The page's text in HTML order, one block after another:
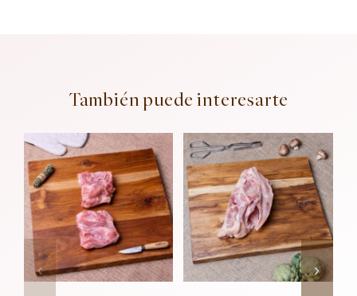
También puede interesarte
Añadir al
carrito
Detalles
Añadir al
carrito
Detalles